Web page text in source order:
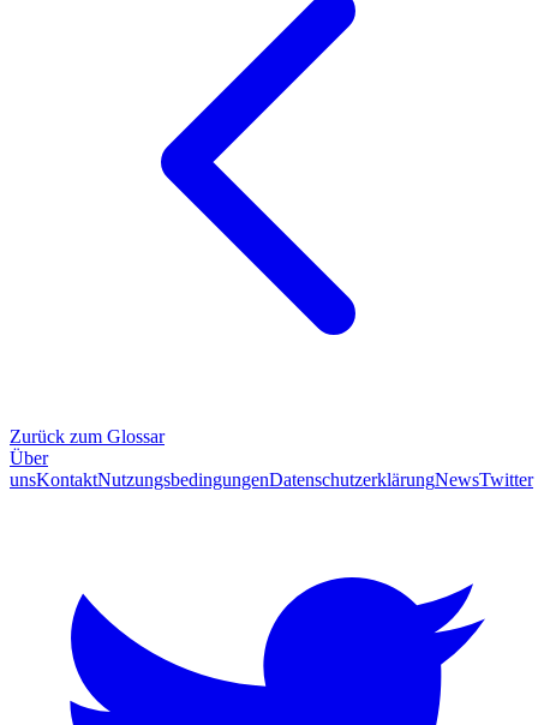
Zurück zum Glossar
Über
unsKontaktNutzungsbedingungenDatenschutzerklärungNewsTwitter